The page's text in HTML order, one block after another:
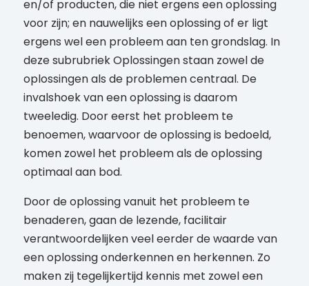
en/of producten, die niet ergens een oplossing
voor zijn; en nauwelijks een oplossing of er ligt
ergens wel een probleem aan ten grondslag. In
deze subrubriek Oplossingen staan zowel de
oplossingen als de problemen centraal. De
invalshoek van een oplossing is daarom
tweeledig. Door eerst het probleem te
benoemen, waarvoor de oplossing is bedoeld,
komen zowel het probleem als de oplossing
optimaal aan bod.
Door de oplossing vanuit het probleem te
benaderen, gaan de lezende, facilitair
verantwoordelijken veel eerder de waarde van
een oplossing onderkennen en herkennen. Zo
maken zij tegelijkertijd kennis met zowel een